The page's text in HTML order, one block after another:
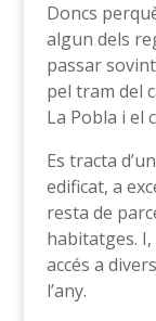
Doncs
algun dels
passar
pel tram del
La Pobla i el
Es tracta
edificat, a
resta de
habitatges.
accés a
l’any.